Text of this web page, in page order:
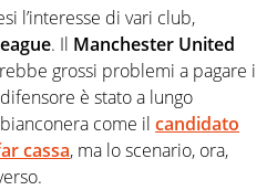
l’interesse di vari club,
. Il Manchester United
grossi problemi a pagare i
è stato a lungo
come il candidato
cassa, ma lo scenario, ora,